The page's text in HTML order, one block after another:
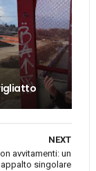
NEXT
avvitamenti: un
appalto singolare